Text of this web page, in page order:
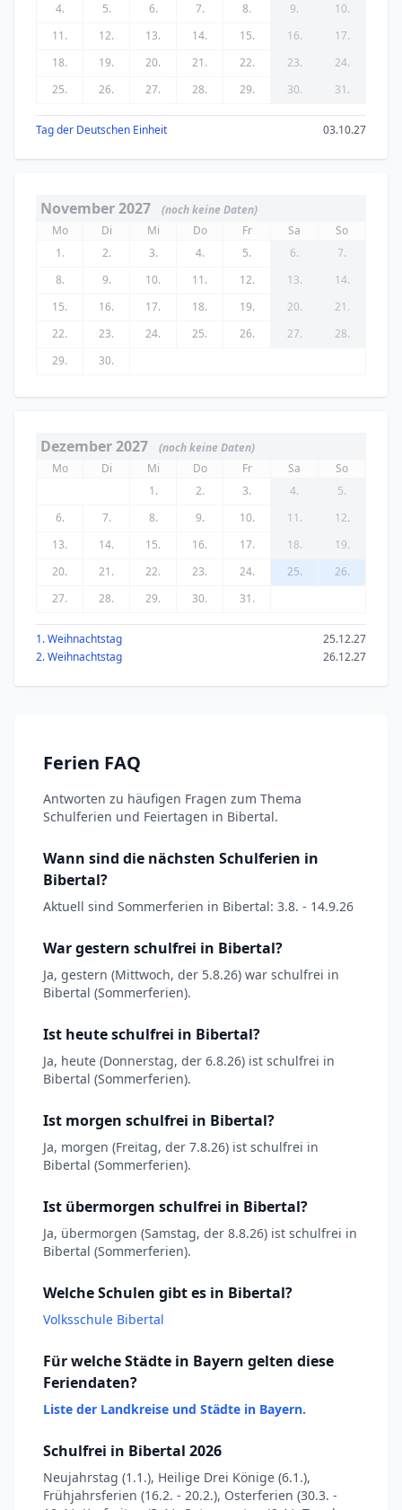
4.
5. 6. 7. 8. 9.
10.
11.
12. 13. 14. 15. 16.
17.
18.
19. 20. 21. 22. 23.
24.
25.
26. 27. 28. 29. 30. 31.
Tag der Deutschen Einheit 03.10.27
November 2027
(noch keine Daten)
Mo
Di Mi Do Fr Sa
So
1.
2. 3. 4. 5. 6.
7.
8.
9. 10. 11. 12. 13.
14.
15.
16. 17. 18. 19. 20.
21.
22.
23. 24. 25. 26. 27.
28.
29.
30.
Dezember 2027
(noch keine Daten)
Mo
Di Mi Do Fr Sa
So
1.
2. 3. 4.
5.
6.
7. 8. 9. 10. 11.
12.
13.
14. 15. 16. 17. 18.
19.
20.
21. 22. 23. 24. 25.
26.
27.
28. 29. 30. 31.
1. Weihnachtstag
25.12.27
2. Weihnachtstag
26.12.27
Ferien FAQ
Antworten zu häufigen Fragen zum Thema
Schulferien und Feiertagen in Bibertal.
Wann sind die nächsten Schulferien in
Bibertal?
Aktuell sind Sommerferien in Bibertal: 3.8. - 14.9.26
War gestern schulfrei in Bibertal?
Ja, gestern (Mittwoch, der 5.8.26) war schulfrei in
Bibertal (Sommerferien).
Ist heute schulfrei in Bibertal?
Ja, heute (Donnerstag, der 6.8.26) ist schulfrei in
Bibertal (Sommerferien).
Ist morgen schulfrei in Bibertal?
Ja, morgen (Freitag, der 7.8.26) ist schulfrei in
Bibertal (Sommerferien).
Ist übermorgen schulfrei in Bibertal?
Ja, übermorgen (Samstag, der 8.8.26) ist schulfrei in
Bibertal (Sommerferien).
Welche Schulen gibt es in Bibertal?
Volksschule Bibertal
Für welche Städte in Bayern gelten diese
Feriendaten?
Liste der Landkreise und Städte in Bayern.
Schulfrei in Bibertal 2026
Neujahrstag (1.1.), Heilige Drei Könige (6.1.),
Frühjahrsferien (16.2. - 20.2.), Osterferien (30.3. -